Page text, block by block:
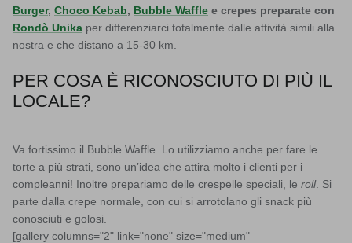
Burger, Choco Kebab, Bubble Waffle e crepes preparate con
Rondò Unika per differenziarci totalmente dalle attività simili alla
nostra e che distano a 15-30 km.
PER COSA È RICONOSCIUTO DI PIÙ IL
LOCALE?
Va fortissimo il Bubble Waffle. Lo utilizziamo anche per fare le
torte a più strati, sono un’idea che attira molto i clienti per i
compleanni! Inoltre prepariamo delle crespelle speciali, le roll. Si
parte dalla crepe normale, con cui si arrotolano gli snack più
conosciuti e golosi.
[gallery columns="2" link="none" size="medium"